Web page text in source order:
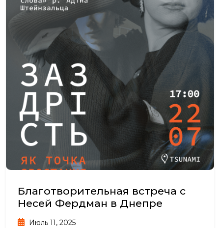
Благотворительная встреча с
Несей Фердман в Днепре
Июль 11, 2025